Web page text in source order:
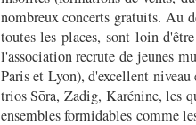
nombreux concerts gratuits. Au
toutes les places, sont loin
l'association recrute de jeunes
Paris et Lyon), d'excellent
trios Sōra, Zadig, Karénine, les
ensembles formidables comme